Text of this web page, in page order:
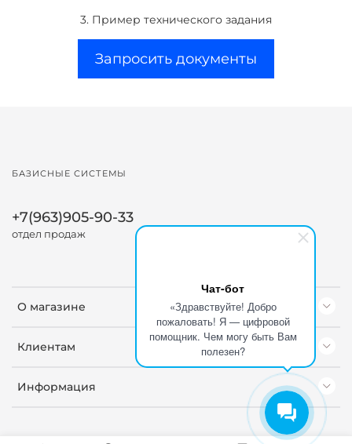
Чат-бот
«Здравствуйте! Добро
пожаловать! Я — цифровой
помощник. Чем могу быть Вам
полезен?
3. Пример технического задания
Запросить документы
О магазине
Клиентам
Информация
БАЗИСНЫЕ СИСТЕМЫ
+7(963)905-90-33
отдел продаж